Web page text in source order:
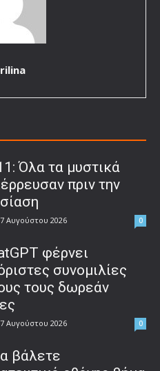
Όλα τα μυστικά
πριν την
7 Αυγούστου 2026 0
φέρνει
συνομιλίες
τους δωρεάν
7 Αυγούστου 2026 0
βάλετε